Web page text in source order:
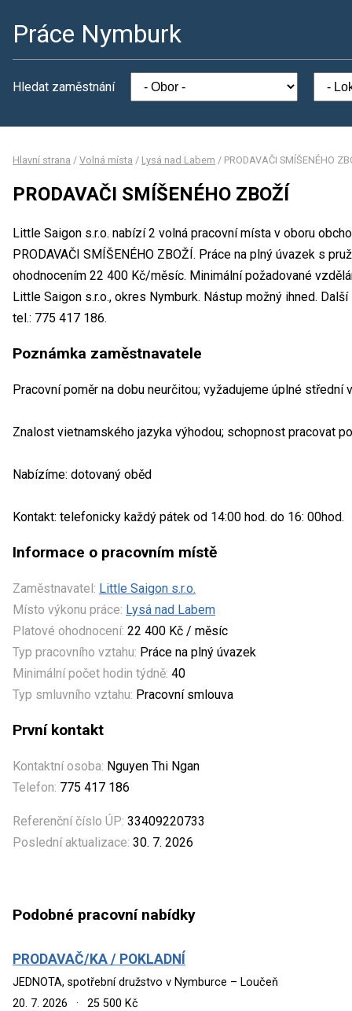
Práce Nymburk
Hledat zaměstnání
Hlavní strana / Volná místa / Lysá nad Labem / PRODAVAČI SMÍŠENÉHO
PRODAVAČI SMÍŠENÉHO ZBOŽÍ
Little Saigon s.r.o. nabízí 2 volná pracovní místa v oboru
PRODAVAČI SMÍŠENÉHO ZBOŽÍ. Práce na plný úvazek s
ohodnocením 22 400 Kč/měsíc. Minimální požadované
Little Saigon s.r.o., okres Nymburk. Nástup možný ihned.
tel.: 775 417 186.
Poznámka zaměstnavatele
Pracovní poměr na dobu neurčitou; vyžadujeme úplné střední
Znalost vietnamského jazyka výhodou; schopnost pracovat
Nabízíme: dotovaný oběd
Kontakt: telefonicky každý pátek od 14:00 hod. do 16: 00hod.
Informace o pracovním místě
Zaměstnavatel: Little Saigon s.r.o.
Místo výkonu práce: Lysá nad Labem
Platové ohodnocení: 22 400 Kč / měsíc
Typ pracovního vztahu: Práce na plný úvazek
Minimální počet hodin týdně: 40
Typ smluvního vztahu: Pracovní smlouva
První kontakt
Kontaktní osoba: Nguyen Thi Ngan
Telefon: 775 417 186
Referenční číslo ÚP: 33409220733
Poslední aktualizace: 30. 7. 2026
Podobné pracovní nabídky
PRODAVAČ/KA / POKLADNÍ
JEDNOTA, spotřební družstvo v Nymburce – Loučeň
20. 7. 2026
· 25 500 Kč